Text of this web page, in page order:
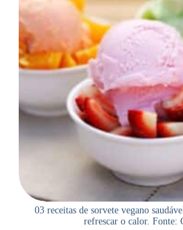
03 receitas de sorvete vegano
refrescar o calor. Fonte: